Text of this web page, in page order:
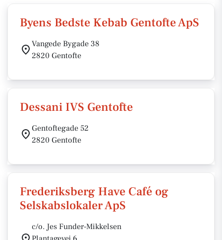
Byens Bedste Kebab Gentofte ApS
Vangede Bygade 38
2820 Gentofte
Dessani IVS Gentofte
Gentoftegade 52
2820 Gentofte
Frederiksberg Have Café og
Selskabslokaler ApS
c/o. Jes Funder-Mikkelsen